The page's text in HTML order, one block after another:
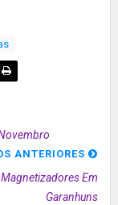
ANTERIORES
Em
Garanhuns